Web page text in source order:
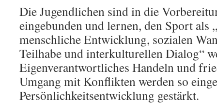
Die Jugendlichen sind in die
eingebunden und lernen, den Sport als
menschliche Entwicklung, sozialen
Teilhabe und interkulturellen Dialog“
Eigenverantwortliches Handeln und
Umgang mit Konflikten werden so
Persönlichkeitsentwicklung gestärkt.